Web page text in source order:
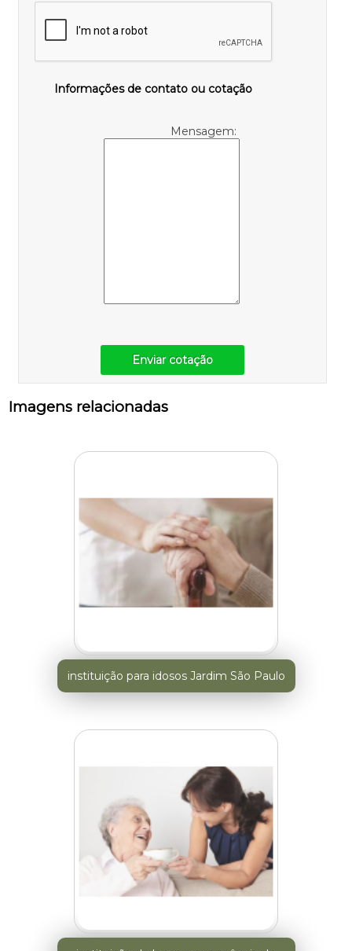
Informações de contato ou cotação
Mensagem:
Enviar cotação
Imagens relacionadas
instituição para idosos Jardim São Paulo